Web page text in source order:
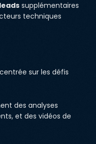
leads supplémentaires
techniques
sur les défis
des analyses
et des vidéos de